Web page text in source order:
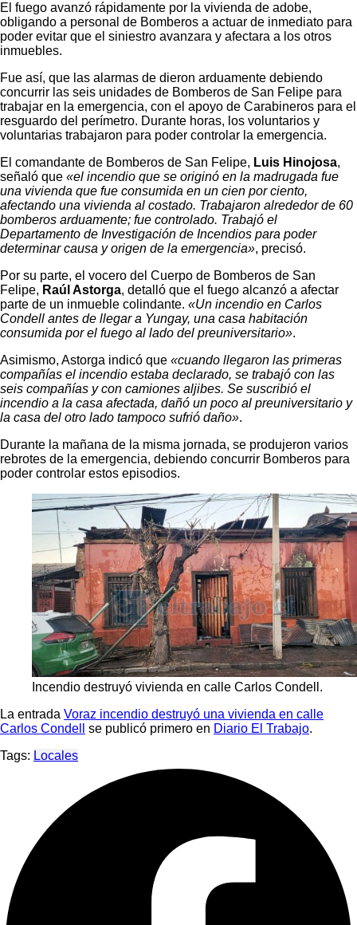
El fuego avanzó rápidamente por la vivienda de adobe,
obligando a personal de Bomberos a actuar de inmediato para
poder evitar que el siniestro avanzara y afectara a los otros
inmuebles.
Fue así, que las alarmas de dieron arduamente debiendo
concurrir las seis unidades de Bomberos de San Felipe para
trabajar en la emergencia, con el apoyo de Carabineros para el
resguardo del perímetro. Durante horas, los voluntarios y
voluntarias trabajaron para poder controlar la emergencia.
El comandante de Bomberos de San Felipe, Luis Hinojosa,
señaló que «el incendio que se originó en la madrugada fue
una vivienda que fue consumida en un cien por ciento,
afectando una vivienda al costado. Trabajaron alrededor de 60
bomberos arduamente; fue controlado. Trabajó el
Departamento de Investigación de Incendios para poder
determinar causa y origen de la emergencia», precisó.
Por su parte, el vocero del Cuerpo de Bomberos de San
Felipe, Raúl Astorga, detalló que el fuego alcanzó a afectar
parte de un inmueble colindante. «Un incendio en Carlos
Condell antes de llegar a Yungay, una casa habitación
consumida por el fuego al lado del preuniversitario».
Asimismo, Astorga indicó que «cuando llegaron las primeras
compañías el incendio estaba declarado, se trabajó con las
seis compañías y con camiones aljibes. Se suscribió el
incendio a la casa afectada, dañó un poco al preuniversitario y
la casa del otro lado tampoco sufrió daño».
Durante la mañana de la misma jornada, se produjeron varios
rebrotes de la emergencia, debiendo concurrir Bomberos para
poder controlar estos episodios.
Incendio destruyó vivienda en calle Carlos Condell.
La entrada Voraz incendio destruyó una vivienda en calle
Carlos Condell
se publicó primero en Diario El Trabajo.
Tags: Locales